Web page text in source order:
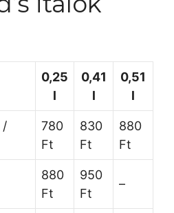
0,25
l
0,41
l
0,51
l
/
780
Ft
830
Ft
880
Ft
880
Ft
950
Ft
–